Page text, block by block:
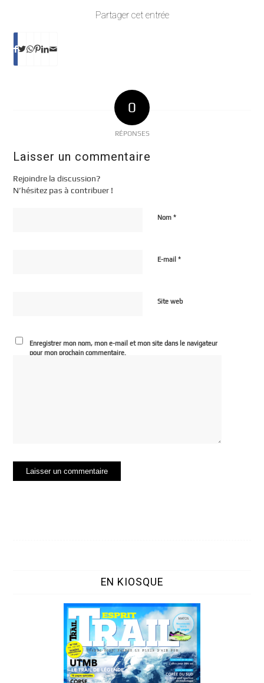
Partager cet entrée
0
RÉPONSES
Laisser un commentaire
Rejoindre la discussion?
N’hésitez pas à contribuer !
Nom*
E-mail*
Site web
Enregistrer mon nom, mon e-mail et mon site dans le navigateur
pour mon prochain commentaire.
EN KIOSQUE